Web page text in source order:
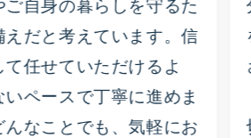
だと考えています。信
任せていただけるよ
いペースで丁寧に進めま
なことでも、気軽にお